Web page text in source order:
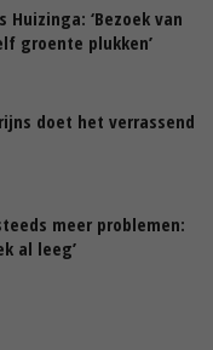
‘Bezoek van
groente plukken’
doet het verrassend
meer problemen:
al leeg’